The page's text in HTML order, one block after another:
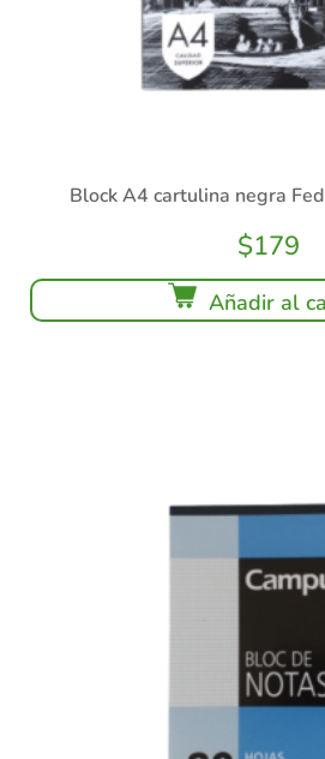
Block A4 cartulina negra
$179
Añadir al